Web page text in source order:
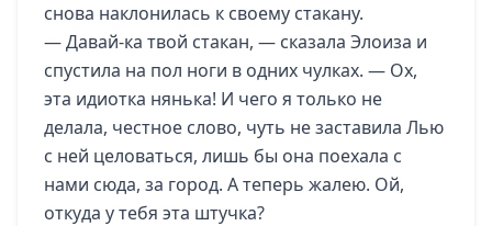
снова наклонилась к своему стакану.
— Давай-ка твой стакан, — сказала Элоиза и
спустила на пол ноги в одних чулках. — Ох,
эта идиотка нянька! И чего я только не
делала, честное слово, чуть не заставила Лью
с ней целоваться, лишь бы она поехала с
нами сюда, за город. А теперь жалею. Ой,
откуда у тебя эта штучка?